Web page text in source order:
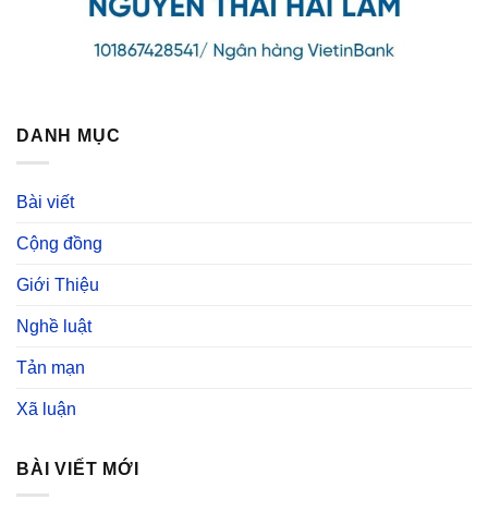
DANH MỤC
Bài viết
Cộng đồng
Giới Thiệu
Nghề luật
Tản mạn
Xã luận
BÀI VIẾT MỚI